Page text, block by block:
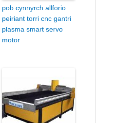
pob cynnyrch allforio
peiriant torri cnc gantri
plasma smart servo
motor